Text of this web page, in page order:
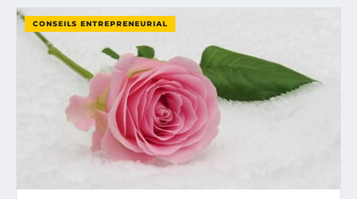
CONSEILS ENTREPRENEURIAL